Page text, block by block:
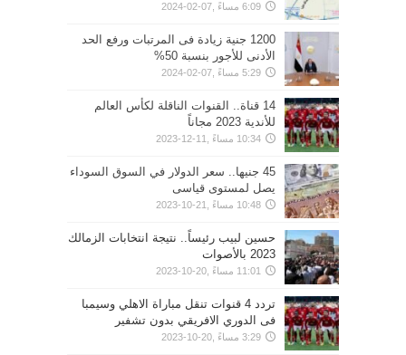
6:09 مساءً ,07-02-2024
1200 جنية زيادة فى المرتبات ورفع الحد
الأدنى للأجور بنسبة 50%
5:29 مساءً ,07-02-2024
14 قناة.. القنوات الناقلة لكأس العالم
للأندية 2023 مجاناً
10:34 مساءً ,11-12-2023
45 جنيها.. سعر الدولار في السوق السوداء
يصل لمستوى قياسى
10:48 مساءً ,21-10-2023
حسين لبيب رئيساً.. نتيجة انتخابات الزمالك
2023 بالأصوات
11:01 مساءً ,20-10-2023
تردد 4 قنوات تنقل مباراة الاهلي وسيمبا
فى الدوري الافريقي بدون تشفير
3:29 مساءً ,20-10-2023